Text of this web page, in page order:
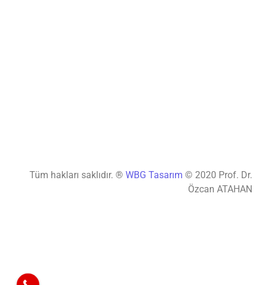
Tüm hakları saklıdır. ® WBG Tasarım © 2020 Prof. Dr.
Özcan ATAHAN